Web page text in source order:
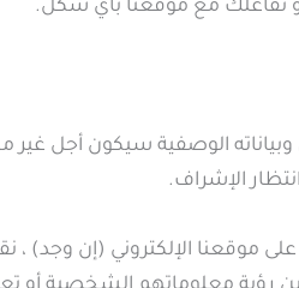
تفاعلك مع موقعنا بأي شكل.
وبياناته الوصفية سيكون أجل
الإشراف.
موقعنا الإلكتروني (إن وجد)